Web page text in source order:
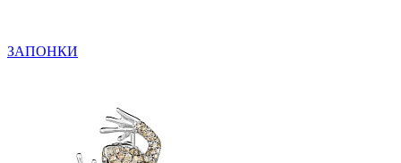
ЗАПОНКИ